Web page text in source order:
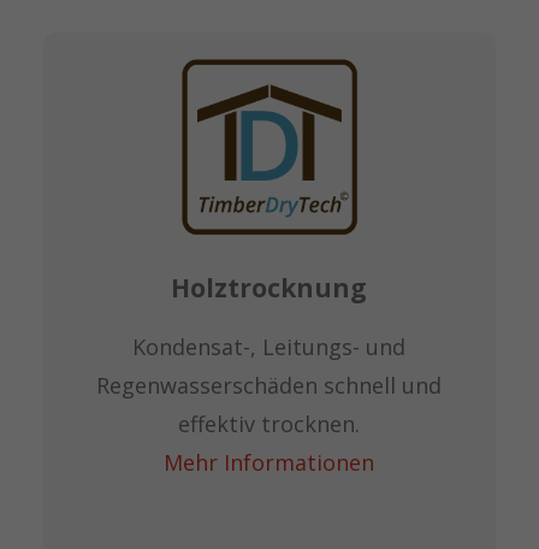
Holztrocknung
Kondensat-, Leitungs- und
Regenwasserschäden schnell und
effektiv trocknen.
Mehr Informationen